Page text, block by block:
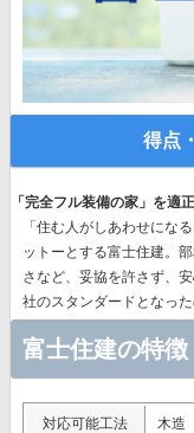
得点
「完全フル装備の家」を適
「住む人がしあわせにな
ットーとする富士住建。
さなど、 妥協を許さず、
社のスタンダードとなっ
富士住建の特徴
対応可能工法 木造